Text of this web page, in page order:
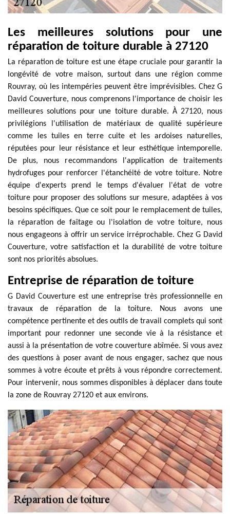
Les meilleures solutions pour une
réparation de toiture durable à 27120
La réparation de toiture est une étape cruciale pour garantir la
longévité de votre maison, surtout dans une région comme
Rouvray, où les intempéries peuvent être imprévisibles. Chez G
David Couverture, nous comprenons l'importance de choisir les
meilleures solutions pour une toiture durable. À 27120, nous
privilégions l'utilisation de matériaux de qualité supérieure
comme les tuiles en terre cuite et les ardoises naturelles,
réputées pour leur résistance et leur esthétique intemporelle.
De plus, nous recommandons l'application de traitements
hydrofuges pour renforcer l'étanchéité de votre toiture. Notre
équipe d'experts prend le temps d'évaluer l'état de votre
toiture pour proposer des solutions sur mesure, adaptées à vos
besoins spécifiques. Que ce soit pour le remplacement de tuiles,
la réparation de faîtage ou l'isolation de votre toiture, nous
nous engageons à offrir un service irréprochable. Chez G David
Couverture, votre satisfaction et la durabilité de votre toiture
sont nos priorités absolues.
Entreprise de réparation de toiture
G David Couverture est une entreprise très professionnelle en
travaux de réparation de la toiture. Nous avons une
compétence pertinente et des outils de travail complets qui sont
important pour redonner une seconde vie à la résistance et
aussi à la présentation de votre couverture abîmée. Si vous avez
des questions à poser avant de nous engager, sachez que nous
sommes à votre écoute et prêts à vous répondre correctement.
Pour intervenir, nous sommes disponibles à déplacer dans toute
la zone de Rouvray 27120 et aux environs.